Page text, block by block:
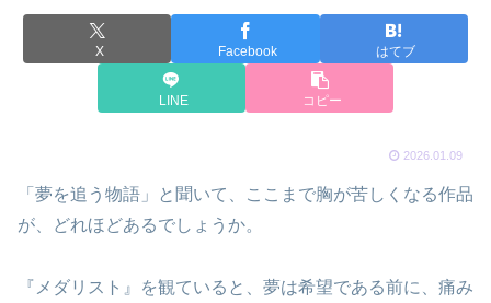
X Facebook はてブ
LINE コピー
2026.01.09
「夢を追う物語」と聞いて、ここまで胸が苦しくなる作品
が、どれほどあるでしょうか。
『メダリスト』を観ていると、夢は希望である前に、痛み